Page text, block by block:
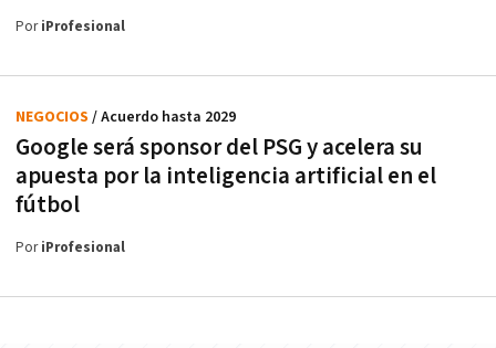
PoriProfesional
Google será sponsor del PSG y acelera su
apuesta por la inteligencia artificial en el
fútbol
NEGOCIOS / Acuerdo hasta 2029
PoriProfesional